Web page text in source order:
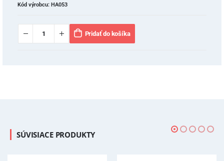
Kód výrobcu: HA053
Pridať do košíka
SÚVISIACE PRODUKTY